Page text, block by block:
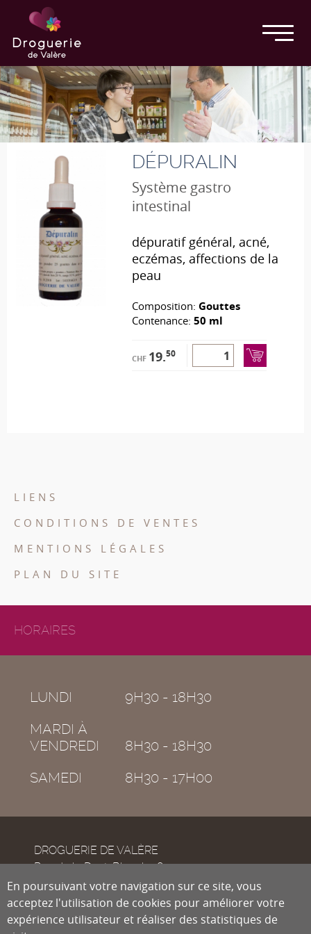
DÉPURALIN
Système gastro
intestinal
dépuratif général, acné,
eczémas, affections de la
peau
Composition: Gouttes
Contenance: 50 ml
CHF 19.50
LIENS
CONDITIONS DE VENTES
MENTIONS LÉGALES
PLAN DU SITE
HORAIRES
LUNDI
9H30 - 18H30
MARDI À
VENDREDI
8H30 - 18H30
SAMEDI
8H30 - 17H00
DROGUERIE DE VALÈRE
Rue de la Dent-Blanche 8
CH-1950
Sion
En poursuivant votre navigation sur ce site, vous
acceptez l'utilisation de cookies pour améliorer votre
expérience utilisateur et réaliser des statistiques de